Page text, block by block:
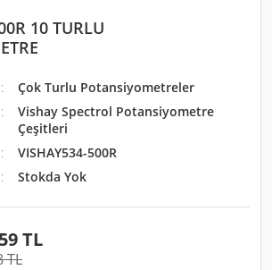
10 TURLU
Çok Turlu Potansiyometreler
Vishay Spectrol Potansiyometre
Çeşitleri
VISHAY534-500R
Stokda Yok
TL
TL